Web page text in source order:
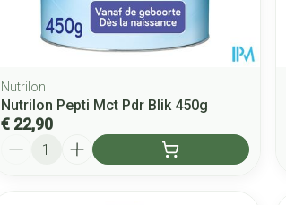
Nutrilon
Nutrilon Pepti Mct Pdr Blik 450g
€ 22,90